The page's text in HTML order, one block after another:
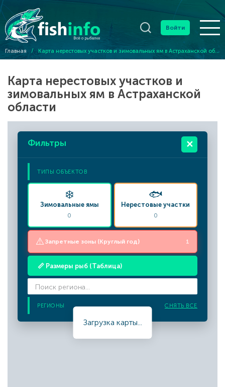
Войти
Главная / Карта нерестовых участков и зимовальных ям в Астраханской области
Карта нерестовых участков и
зимовальных ям в Астраханской
области
Загрузка карты...
Фильтры ✕
ТИПЫ ОБЪЕКТОВ
❄️
Зимовальные ямы
0
🐟
Нерестовые участки
0
⚠️ Запретные зоны (Круглый год) 1
📏 Размеры рыб (Таблица)
РЕГИОНЫ СНЯТЬ ВСЕ